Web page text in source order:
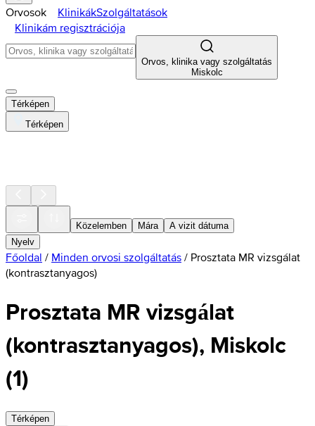
Orvosok KlinikákSzolgáltatások
Klinikám regisztrációja
Orvos, klinika vagy szolgáltatás
Miskolc
Térképen
Térképen
Közelemben Mára
A vizit dátuma
Nyelv
Főoldal / Minden orvosi szolgáltatás / Prosztata MR vizsgálat
(kontrasztanyagos)
Prosztata MR vizsgálat
(kontrasztanyagos), Miskolc
(1)
Térképen